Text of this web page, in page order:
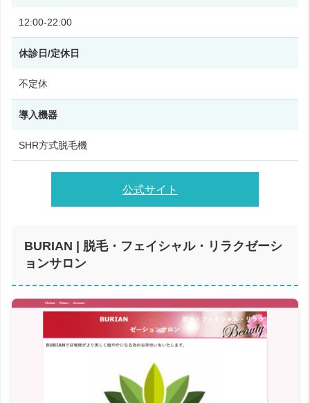
12:00‑22:00
休診日/定休日
不定休
導入機器
SHR方式脱毛機
公式サイト
BURIAN | 脱毛・フェイシャル・リラクゼーシ
ョンサロン